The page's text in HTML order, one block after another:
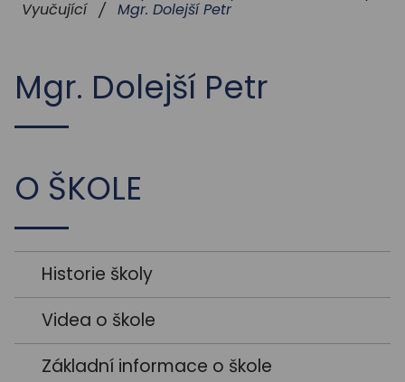
Vyučující / Mgr. Dolejší Petr
Mgr. Dolejší Petr
O ŠKOLE
Historie školy
Videa o škole
Základní informace o škole